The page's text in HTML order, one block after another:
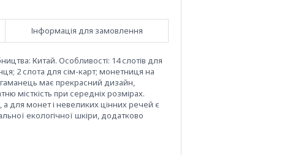
Інформація для замовлення
Китай. Особливості: 14 слотів для
2 слота для сім-карт; монетниця на
гаманець має прекрасний дизайн,
місткість при середніх розмірах.
а для монет і невеликих цінних речей є
екологічної шкіри, додатково